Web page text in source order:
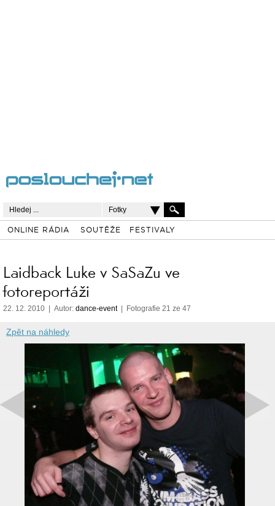
Fotky
ONLINE RÁDIA SOUTĚŽE FESTIVALY
Laidback Luke v SaSaZu ve
fotoreportáži
22. 12. 2010 | Autor: dance-event| Fotografie 21 ze 47
Zpět na náhledy